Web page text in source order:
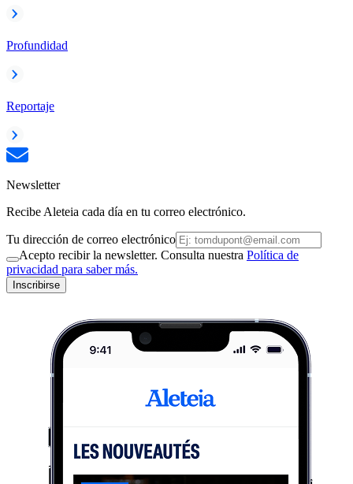
Profundidad
Reportaje
Newsletter
Recibe Aleteia cada día en tu correo electrónico.
Tu dirección de correo electrónico
Acepto recibir la newsletter. Consulta nuestra Política de
privacidad para saber más.
Inscribirse